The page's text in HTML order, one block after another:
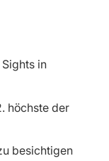
in
höchste der
besichtigen